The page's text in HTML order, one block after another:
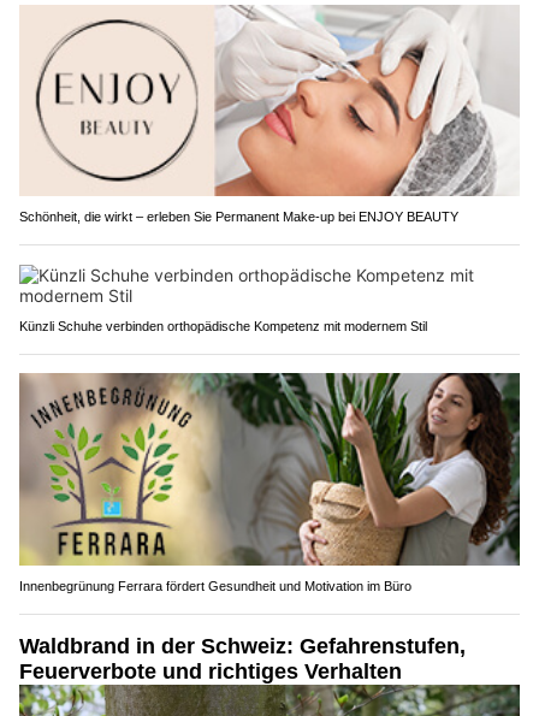
Schönheit, die wirkt – erleben Sie Permanent Make-up bei ENJOY BEAUTY
Künzli Schuhe verbinden orthopädische Kompetenz mit modernem Stil
Innenbegrünung Ferrara fördert Gesundheit und Motivation im Büro
Waldbrand in der Schweiz: Gefahrenstufen,
Feuerverbote und richtiges Verhalten